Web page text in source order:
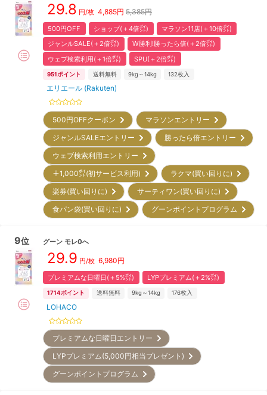
29.8 円/枚 4,885円 5,385円
500円OFF ショップ(＋4倍㌽)
マラソン11店(＋10倍㌽)
ジャンルSALE(＋2倍㌽)
W勝利!勝ったら倍(＋2倍㌽)
ウェブ検索利用(＋1倍㌽)
SPU(＋2倍㌽)
951ポイント 送料無料 9kg～14kg 132枚入
エリエール (Rakuten)
500円OFFクーポン
マラソンエントリー
ジャンルSALEエントリー
勝ったら倍エントリー
ウェブ検索利用エントリー
＋1,000㌽(初サービス利用)
ラクマ(買い回りに)
楽券(買い回りに)
サーティワン(買い回りに)
食パン袋(買い回りに)
グーンポイントプログラム
9位 グーン モレ0へ
29.9 円/枚 6,980円
プレミアムな日曜日(＋5%㌽) LYPプレミアム(＋2%㌽)
1714ポイント 送料無料 9kg～14kg 176枚入
LOHACO
プレミアムな日曜日エントリー
LYPプレミアム(5,000円相当プレゼント)
グーンポイントプログラム